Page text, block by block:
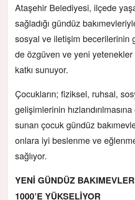
Ataşehir Belediyesi, ilçede
sağladığı gündüz
sosyal ve iletişim becerilerinin
de özgüven ve yeni yetenekler
katkı sunuyor.
Çocukların; fiziksel, ruhsal,
gelişimlerinin
sunan çocuk gündüz
onlara iyi beslenme ve
sağlıyor.
YENİ GÜNDÜZ
1000’E YÜKSELİYOR